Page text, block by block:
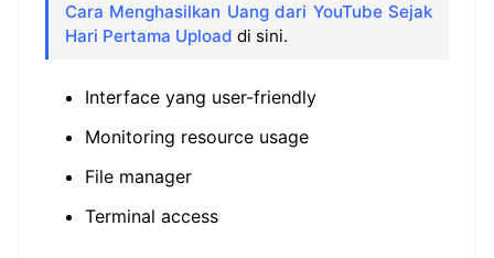
Cara Menghasilkan Uang dari YouTube Sejak
Hari Pertama Upload di sini.
Interface yang user-friendly
Monitoring resource usage
File manager
Terminal access